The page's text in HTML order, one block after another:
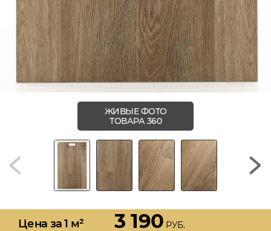
ЖИВЫЕ ФОТО
ТОВАРА 360
Цена за 1 м² 3 190 РУБ.